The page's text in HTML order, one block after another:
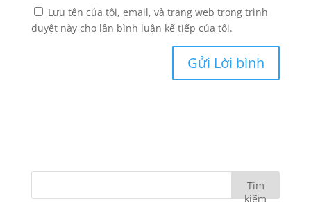
Lưu tên của tôi, email, và trang web trong trình
duyệt này cho lần bình luận kế tiếp của tôi.
Tìm
kiếm